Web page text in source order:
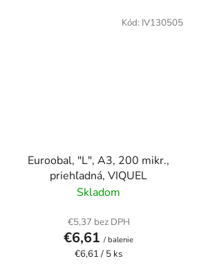
Euroobal, "L", A3, 200 mikr.,
priehľadná, VIQUEL
Skladom
€5,37 bez DPH
€6,61/ balenie
Jednotková
€6,61 / 5 ks
Kód: IV130505